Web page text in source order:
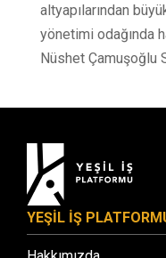
altyapılarından
yönetimi odağında
Nüshet Çamuşoğlu
YEŞİL İŞ